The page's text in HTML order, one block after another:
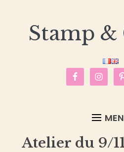
Stamp
Atelier du 9/